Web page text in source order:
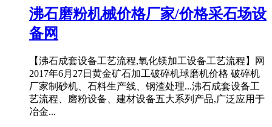
沸石磨粉机械价格厂家/价格采石场设
备网
【沸石成套设备工艺流程,氧化镁加工设备工艺流程】网
2017年6月27日黄金矿石加工破碎机球磨机价格 破碎机
厂家制砂机、石料生产线、钢渣处理...沸石成套设备工
艺流程、磨粉设备、建材设备五大系列产品,广泛应用于
冶金...